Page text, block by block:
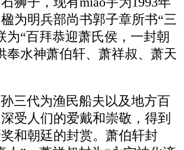
为明兵部尚书郭子章所书“三
为“百拜恭迎萧氏侯，一封朝
奉水神萧伯轩、萧祥叔、萧天
三代为渔民船夫以及地方百
受人们的爱戴和崇敬，得到
和朝廷的封赏。萧伯轩封